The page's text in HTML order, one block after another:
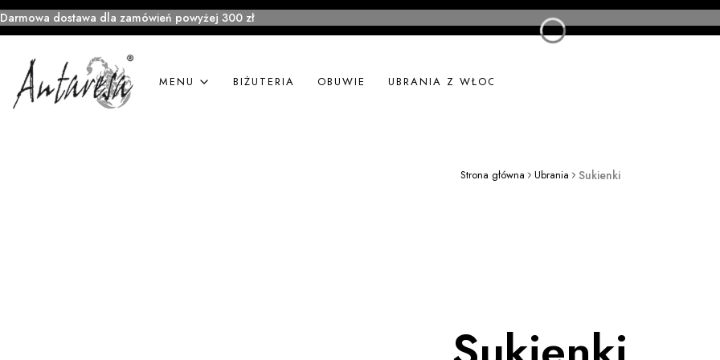
Darmowa dostawa dla zamówień powyżej 300 zł
MENU BIŻUTERIA OBUWIE UBRANIA Z WŁOCH
Strona główna Ubrania Sukienki